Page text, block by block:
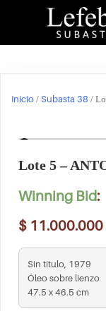
Inicio / Subasta 38 /
Lote 5 –
Winning Bid:
$ 11.000.000
Sin título, 1979
Óleo sobre lienzo
47.5 x 46.5 cm